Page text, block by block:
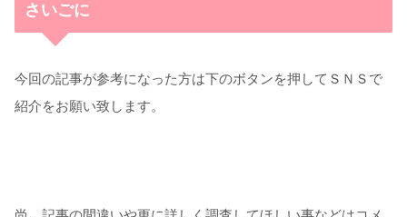
さいごに
今回の記事が参考になった方は下のボタンを押してＳＮＳで
紹介をお願い致します。